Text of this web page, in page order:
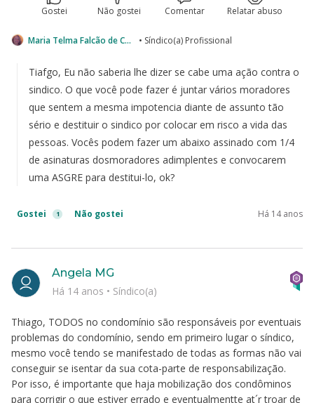
Gostei Não gostei Comentar Relatar abuso
Maria Telma Falcão de Carvalho • Síndico(a) Profissional
Tiafgo, Eu não saberia lhe dizer se cabe uma ação contra o
sindico. O que você pode fazer é juntar vários moradores
que sentem a mesma impotencia diante de assunto tão
sério e destituir o sindico por colocar em risco a vida das
pessoas. Vocês podem fazer um abaixo assinado com 1/4
de asinaturas dosmoradores adimplentes e convocarem
uma ASGRE para destitui-lo, ok?
Gostei 1 Não gostei Há 14 anos
Thiago, TODOS no condomínio são responsáveis por eventuais
problemas do condomínio, sendo em primeiro lugar o síndico,
mesmo você tendo se manifestado de todas as formas não vai
conseguir se isentar da sua cota-parte de responsabilização.
Por isso, é importante que haja mobilização dos condôminos
para corrigir o que estiver errado e eventualmentte at´r troar de
Angela MG
Há 14 anos • Síndico(a)